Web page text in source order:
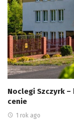
Noclegi Szczyrk
cenie
1 rok ago